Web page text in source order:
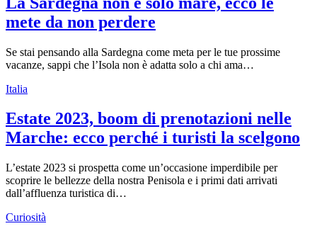
mete da non perdere
Se stai pensando alla Sardegna come meta per le tue prossime
vacanze, sappi che l’Isola non è adatta solo a chi ama…
Italia
Estate 2023, boom di prenotazioni nelle
Marche: ecco perché i turisti la scelgono
L’estate 2023 si prospetta come un’occasione imperdibile per
scoprire le bellezze della nostra Penisola e i primi dati arrivati
dall’affluenza turistica di…
Curiosità